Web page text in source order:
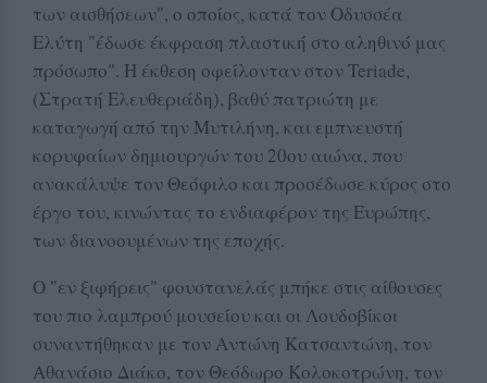
των αισθήσεων", ο οποίος, κατά τον Οδυσσέα
Ελύτη "έδωσε έκφραση πλαστική στο αληθινό μας
πρόσωπο". Η έκθεση οφείλονταν στον Teriade,
(Στρατή Ελευθεριάδη), βαθύ πατριώτη με
καταγωγή από την Μυτιλήνη, και εμπνευστή
κορυφαίων δημιουργών του 20ου αιώνα, που
ανακάλυψε τον Θεόφιλο και προσέδωσε κύρος στο
έργο του, κινώντας το ενδιαφέρον της Ευρώπης,
των διανοουμένων της εποχής.
Ο "εν ξιφήρεις" φουστανελάς μπήκε στις αίθουσες
του πιο λαμπρού μουσείου και οι Λουδοβίκοι
συναντήθηκαν με τον Αντώνη Κατσαντώνη, τον
Αθανάσιο Διάκο, τον Θεόδωρο Κολοκοτρώνη, τον